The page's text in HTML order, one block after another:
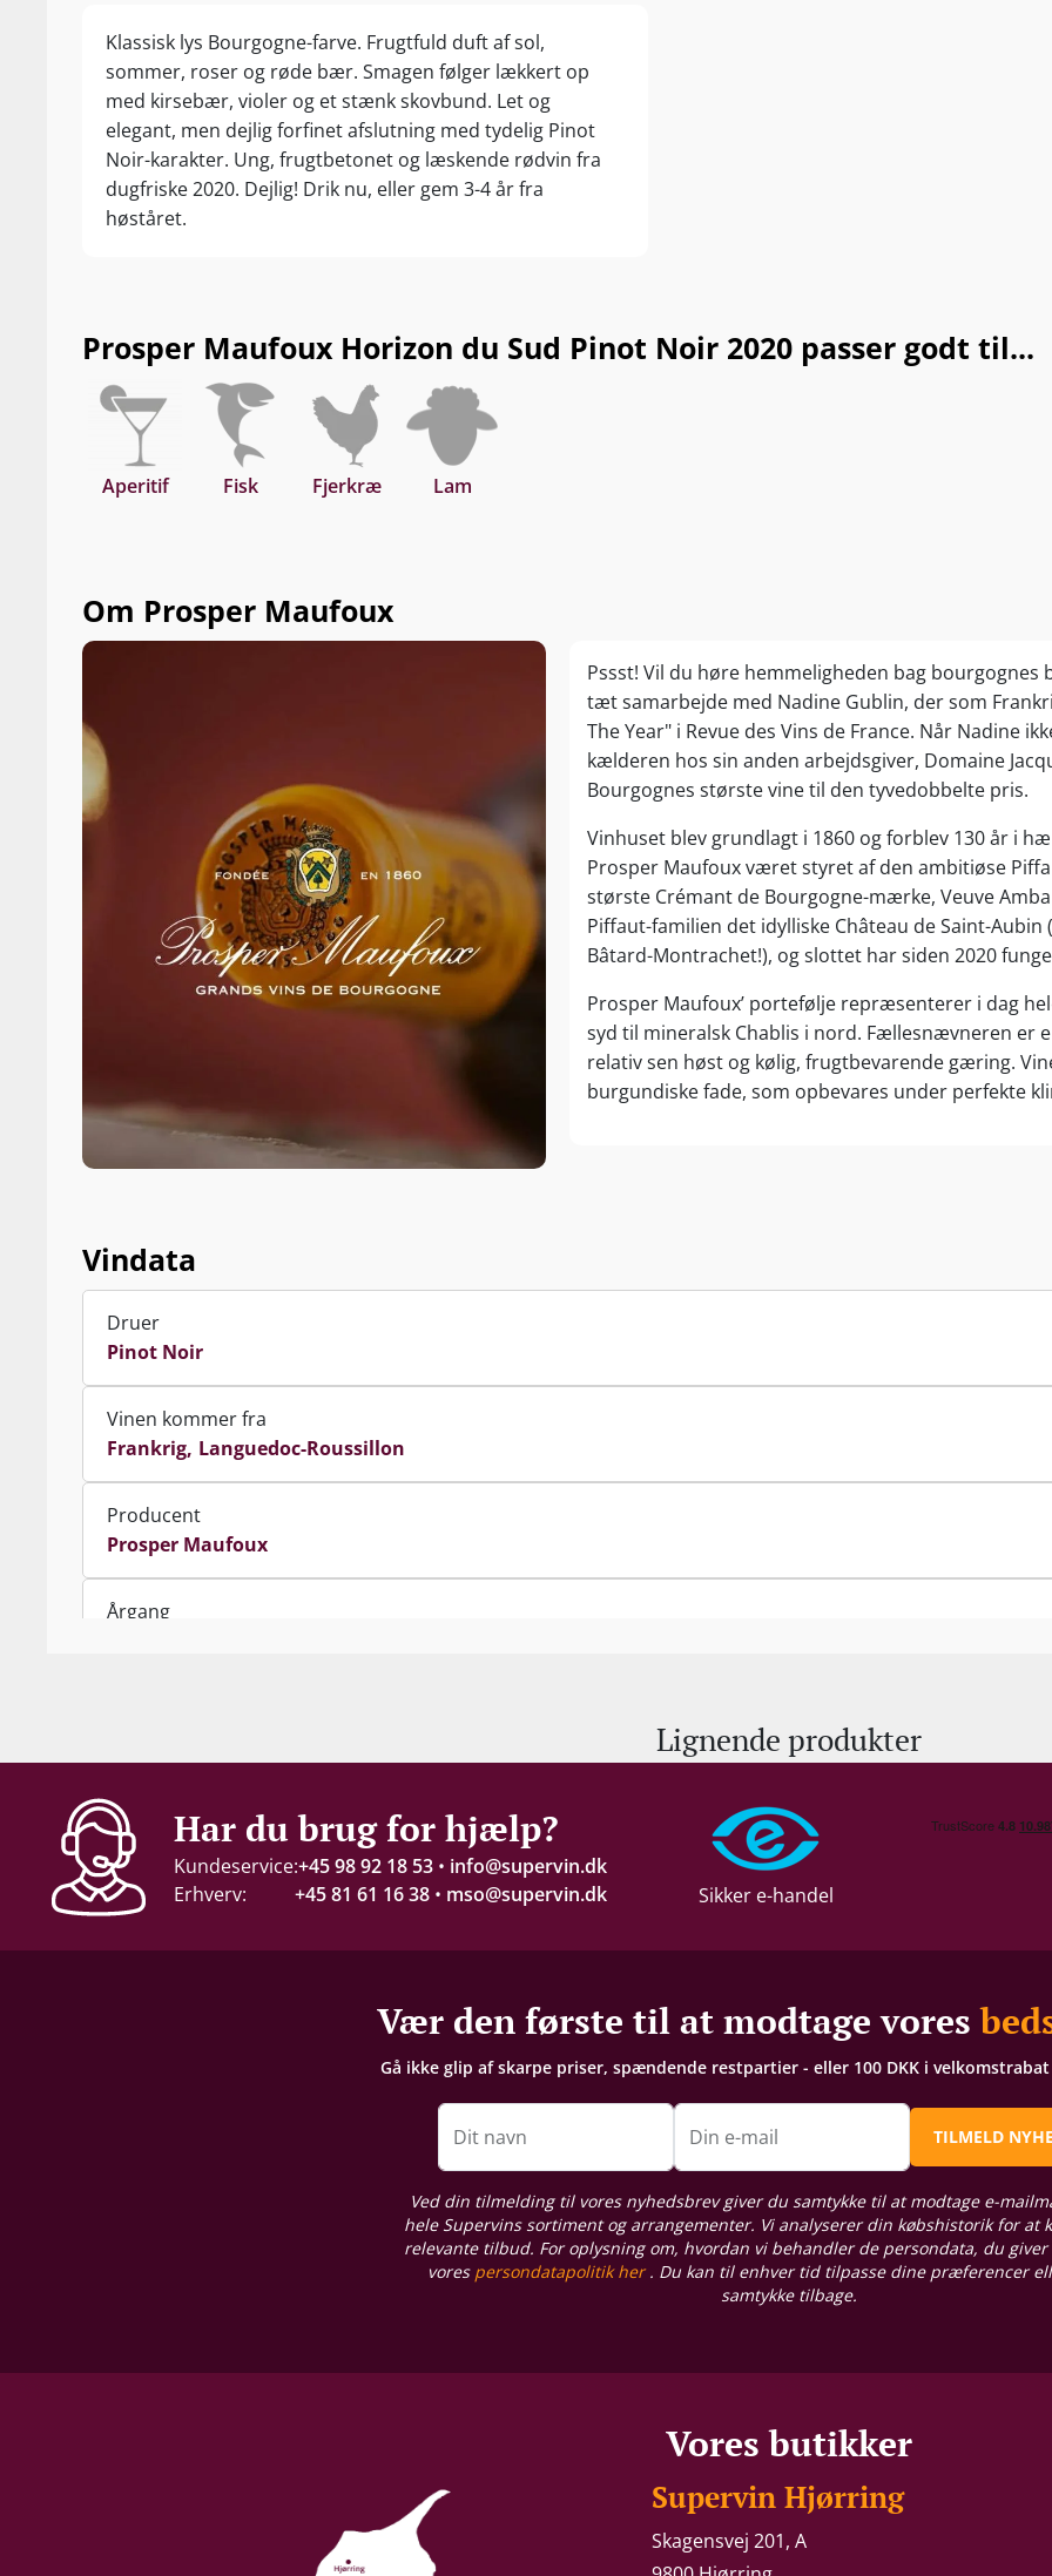
Klassisk lys Bourgogne-farve. Frugtfuld duft af sol,
sommer, roser og røde bær. Smagen følger lækkert op
med kirsebær, violer og et stænk skovbund. Let og
elegant, men dejlig forfinet afslutning med tydelig Pinot
Noir-karakter. Ung, frugtbetonet og læskende rødvin fra
dugfriske 2020. Dejlig! Drik nu, eller gem 3-4 år fra
høståret.
Prosper Maufoux Horizon du Sud Pinot Noir 2020 passer godt til...
Aperitif Fisk Fjerkræ Lam
Om Prosper Maufoux
Pssst! Vil du høre hemmeligheden bag bourgognes
tæt samarbejde med Nadine Gublin, der som
The Year" i Revue des Vins de France. Når Nadine
kælderen hos sin anden arbejdsgiver, Domaine
Bourgognes største vine til den tyvedobbelte pris.
Vinhuset blev grundlagt i 1860 og forblev 130 år i
Prosper Maufoux været styret af den ambitiøse
største Crémant de Bourgogne-mærke, Veuve
Piffaut-familien det idylliske Château de Saint-
Bâtard-Montrachet!), og slottet har siden 2020
Prosper Maufoux’ portefølje repræsenterer i dag
syd til mineralsk Chablis i nord. Fællesnævneren er
relativ sen høst og kølig, frugtbevarende gæring.
burgundiske fade, som opbevares under perfekte
Vindata
Druer
Pinot Noir
Vinen kommer fra
Frankrig Languedoc-Roussillon
Producent
Prosper Maufoux
Årgang
Alkohol-%
12 %
Servering
Lignende produkter
Har du brug for hjælp?
Kundeservice:+45 98 92 18 53 • info@supervin.dk
Erhverv:
+45 81 61 16 38 • mso@supervin.dk Sikker e-handel
Vær den første til at modtage vores
Gå ikke glip af skarpe priser, spændende restpartier - eller 100 DKK i
Dit navn Din e-mail TILMELD
Ved din tilmelding til vores nyhedsbrev giver du samtykke til at modtage e-
hele Supervins sortiment og arrangementer. Vi analyserer din købshistorik for at
relevante tilbud. For oplysning om, hvordan vi behandler de persondata, du
vores persondatapolitik her. Du kan til enhver tid tilpasse dine præferencer
samtykke tilbage.
Vores butikker
Supervin Hjørring
Skagensvej 201, A